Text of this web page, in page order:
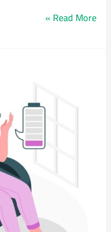
Read More »
الحمل